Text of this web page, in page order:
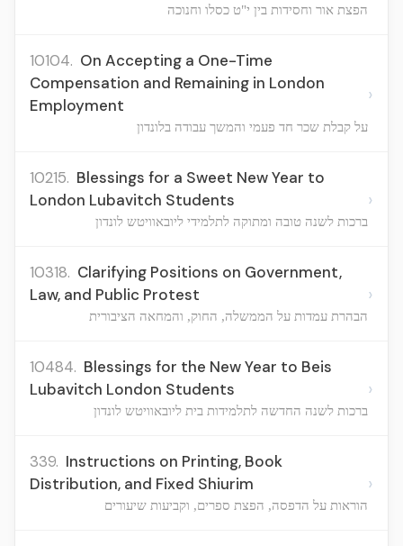
הפצת אור וחסידות בין י"ט כסלו וחנוכה
10104. On Accepting a One-Time
Compensation and Remaining in London
Employment
על קבלת שכר חד פעמי והמשך עבודה בלונדון
›
10215. Blessings for a Sweet New Year to
London Lubavitch Students
ברכות לשנה טובה ומתוקה לתלמידי ליובאוויטש לונדון
›
10318. Clarifying Positions on Government,
Law, and Public Protest
הבהרת עמדות על הממשלה, החוק, והמחאה הציבורית
›
10484. Blessings for the New Year to Beis
Lubavitch London Students
ברכות לשנה החדשה לתלמידות בית ליובאוויטש לונדון
›
339. Instructions on Printing, Book
Distribution, and Fixed Shiurim
הוראות על הדפסה, הפצת ספרים, וקביעות שיעורים
›